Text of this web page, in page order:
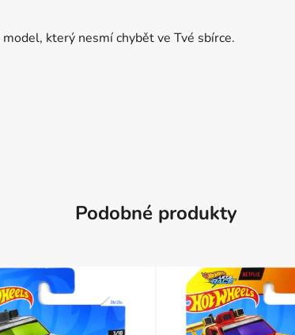
model, který nesmí chybět ve Tvé sbírce.
Podobné produkty